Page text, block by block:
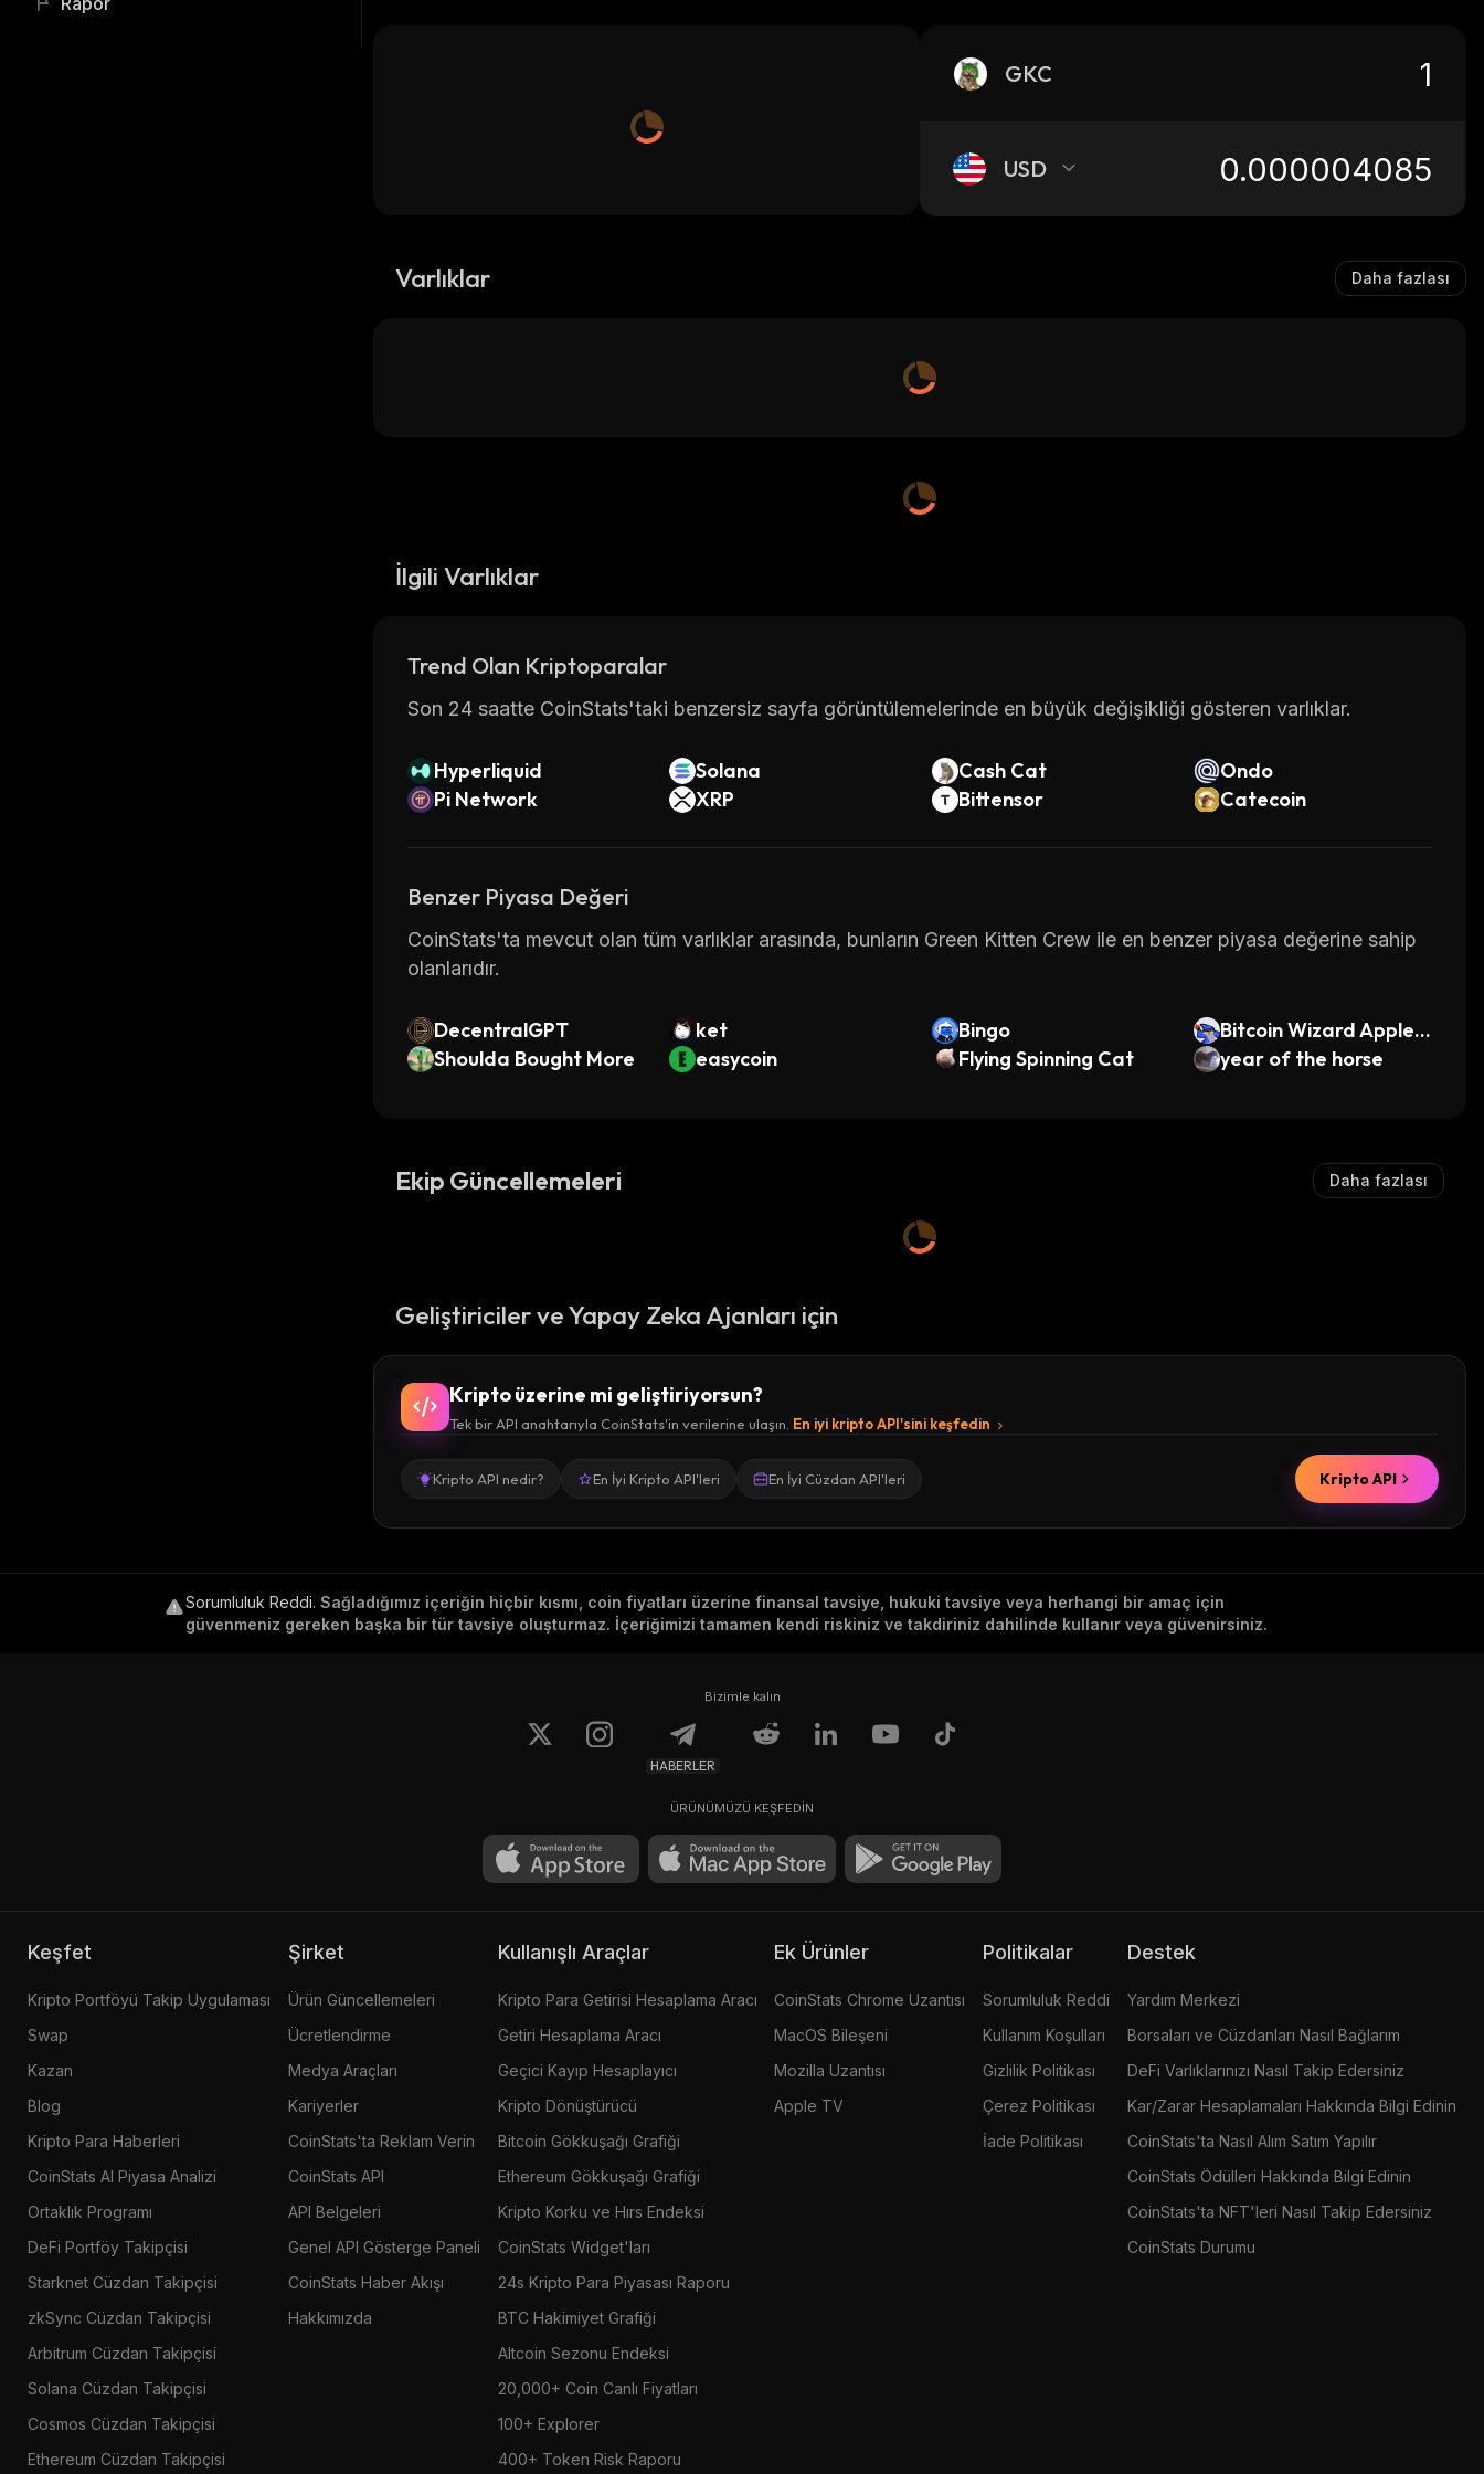
GKC
USD
Varlıklar Daha fazlası
İlgili Varlıklar
Trend Olan Kriptoparalar
Son 24 saatte CoinStats'taki benzersiz sayfa görüntülemelerinde en büyük değişikliği gösteren varlıklar.
Hyperliquid Solana Cash Cat
Ondo
Pi Network
XRP Bittensor Catecoin
Benzer Piyasa Değeri
CoinStats'ta mevcut olan tüm varlıklar arasında, bunların Green Kitten Crew ile en benzer piyasa değerine sahip
olanlarıdır.
DecentralGPT ket Bingo
Bitcoin Wizard Apple
Hurler
Shoulda Bought More easycoin Flying Spinning Cat year of the horse
Ekip Güncellemeleri Daha fazlası
Geliştiriciler ve Yapay Zeka Ajanları için
Kripto üzerine mi geliştiriyorsun?
Tek bir API anahtarıyla CoinStats'in verilerine ulaşın. En iyi kripto API'sini keşfedin
Kripto API nedir? En İyi Kripto API'leri En İyi Cüzdan API'leri Kripto API
Sorumluluk Reddi. Sağladığımız içeriğin hiçbir kısmı, coin fiyatları üzerine finansal tavsiye, hukuki tavsiye veya herhangi bir amaç için
güvenmeniz gereken başka bir tür tavsiye oluşturmaz. İçeriğimizi tamamen kendi riskiniz ve takdiriniz dahilinde kullanır veya güvenirsiniz.
Bizimle kalın
HABERLER
ÜRÜNÜMÜZÜ KEŞFEDİN
Keşfet
Kripto Portföyü Takip Uygulaması
Swap
Kazan
Blog
Kripto Para Haberleri
CoinStats AI Piyasa Analizi
Ortaklık Programı
DeFi Portföy Takipçisi
Starknet Cüzdan Takipçisi
zkSync Cüzdan Takipçisi
Arbitrum Cüzdan Takipçisi
Solana Cüzdan Takipçisi
Cosmos Cüzdan Takipçisi
Ethereum Cüzdan Takipçisi
Şirket
Ürün Güncellemeleri
Ücretlendirme
Medya Araçları
Kariyerler
CoinStats'ta Reklam Verin
CoinStats API
API Belgeleri
Genel API Gösterge Paneli
CoinStats Haber Akışı
Hakkımızda
Kullanışlı Araçlar
Kripto Para Getirisi Hesaplama Aracı
Getiri Hesaplama Aracı
Geçici Kayıp Hesaplayıcı
Kripto Dönüştürücü
Bitcoin Gökkuşağı Grafiği
Ethereum Gökkuşağı Grafiği
Kripto Korku ve Hırs Endeksi
CoinStats Widget'ları
24s Kripto Para Piyasası Raporu
BTC Hakimiyet Grafiği
Altcoin Sezonu Endeksi
20,000+ Coin Canlı Fiyatları
100+ Explorer
400+ Token Risk Raporu
Ek Ürünler
CoinStats Chrome Uzantısı
MacOS Bileşeni
Mozilla Uzantısı
Apple TV
Politikalar
Sorumluluk Reddi
Kullanım Koşulları
Gizlilik Politikası
Çerez Politikası
İade Politikası
Destek
Yardım Merkezi
Borsaları ve Cüzdanları Nasıl Bağlarım
DeFi Varlıklarınızı Nasıl Takip Edersiniz
Kar/Zarar Hesaplamaları Hakkında Bilgi Edinin
CoinStats'ta Nasıl Alım Satım Yapılır
CoinStats Ödülleri Hakkında Bilgi Edinin
CoinStats'ta NFT'leri Nasıl Takip Edersiniz
CoinStats Durumu